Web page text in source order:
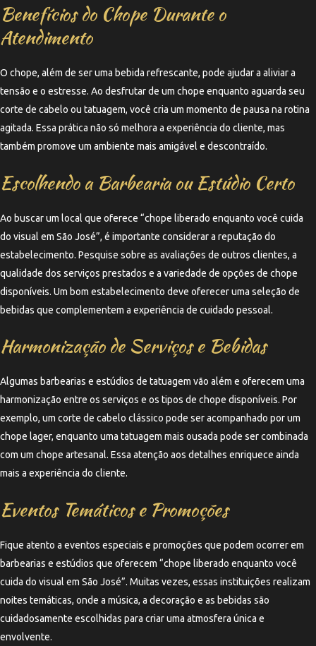
Benefícios do Chope Durante o
Atendimento
O chope, além de ser uma bebida refrescante, pode ajudar a aliviar a
tensão e o estresse. Ao desfrutar de um chope enquanto aguarda seu
corte de cabelo ou tatuagem, você cria um momento de pausa na rotina
agitada. Essa prática não só melhora a experiência do cliente, mas
também promove um ambiente mais amigável e descontraído.
Escolhendo a Barbearia ou Estúdio Certo
Ao buscar um local que oferece “chope liberado enquanto você cuida
do visual em São José”, é importante considerar a reputação do
estabelecimento. Pesquise sobre as avaliações de outros clientes, a
qualidade dos serviços prestados e a variedade de opções de chope
disponíveis. Um bom estabelecimento deve oferecer uma seleção de
bebidas que complementem a experiência de cuidado pessoal.
Harmonização de Serviços e Bebidas
Algumas barbearias e estúdios de tatuagem vão além e oferecem uma
harmonização entre os serviços e os tipos de chope disponíveis. Por
exemplo, um corte de cabelo clássico pode ser acompanhado por um
chope lager, enquanto uma tatuagem mais ousada pode ser combinada
com um chope artesanal. Essa atenção aos detalhes enriquece ainda
mais a experiência do cliente.
Eventos Temáticos e Promoções
Fique atento a eventos especiais e promoções que podem ocorrer em
barbearias e estúdios que oferecem “chope liberado enquanto você
cuida do visual em São José”. Muitas vezes, essas instituições realizam
noites temáticas, onde a música, a decoração e as bebidas são
cuidadosamente escolhidas para criar uma atmosfera única e
envolvente.